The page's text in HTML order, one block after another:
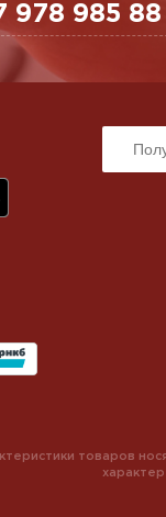
978 985 88
товаров